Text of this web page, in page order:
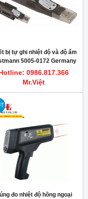
bị tự ghi nhiệt độ và độ ẩm
5005-0172 Germany
(datalogger)
Hotline: 0986.817.366
Mr.Việt
đo nhiệt độ hồng ngoại